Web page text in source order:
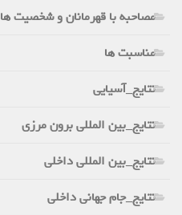
مصاحبه با قهرمانان و شخصیت ها
مناسبت ها
نتایج_آسیایی
نتایج_بین المللی برون مرزی
نتایج_بین المللی داخلی
نتایج_جام جهانی داخلی